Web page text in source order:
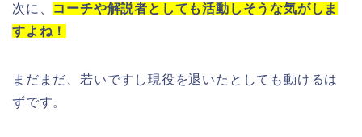
次に、 コーチや解説者としても活動しそうな気がしま
すよね！
まだまだ、若いですし現役を退いたとしても動けるは
ずです。